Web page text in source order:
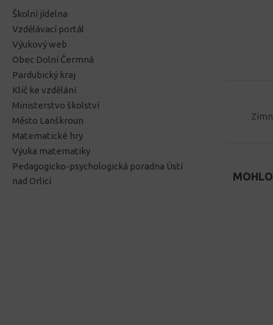
Školní jídelna
Vzdělávací portál
Výukový web
Obec Dolní Čermná
Pardubický kraj
Klíč ke vzdělání
Ministerstvo školství
Město Lanškroun
Matematické hry
Výuka matematiky
Pedagogicko-psychologická poradna Ústí
nad Orlicí